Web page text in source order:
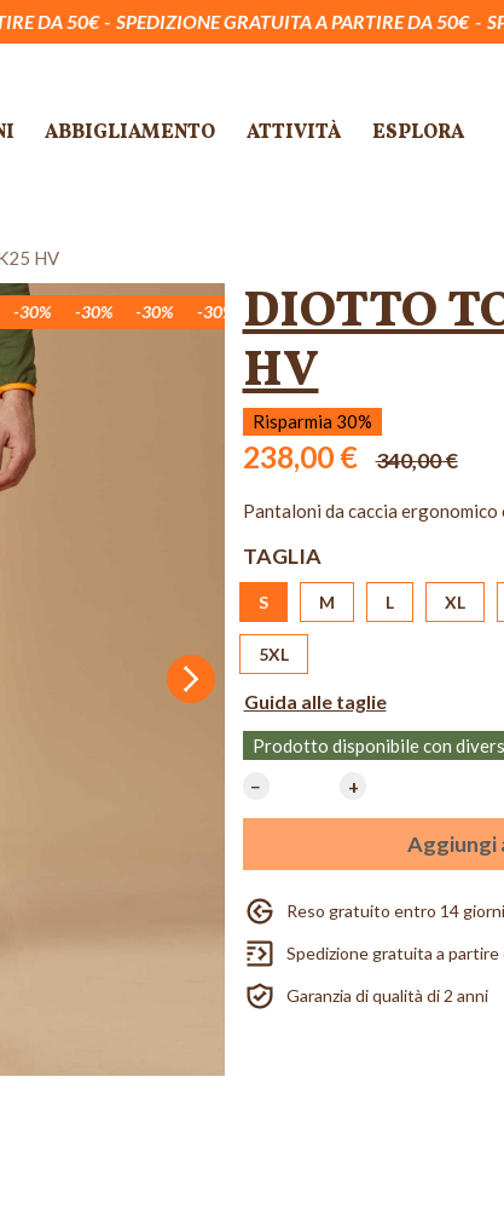
SPEDIZIONE GRATUITA A PARTIRE DA 50€ SPEDIZIONE
ABBIGLIAMENTO ATTIVITÀ ESPLORA
HV
-30% -30% -30% -30% -30% -30% -
Successivo
DIOTTO
HV
Risparmia 30%
238,00 € 340,00 €
Pantaloni da caccia
TAGLIA
S M L XL
5XL
Guida alle taglie
Prodotto disponibile con
−
+
Aggiungi
Reso gratuito entro 14 giorni
Spedizione gratuita a partire
Garanzia di qualità di 2 anni